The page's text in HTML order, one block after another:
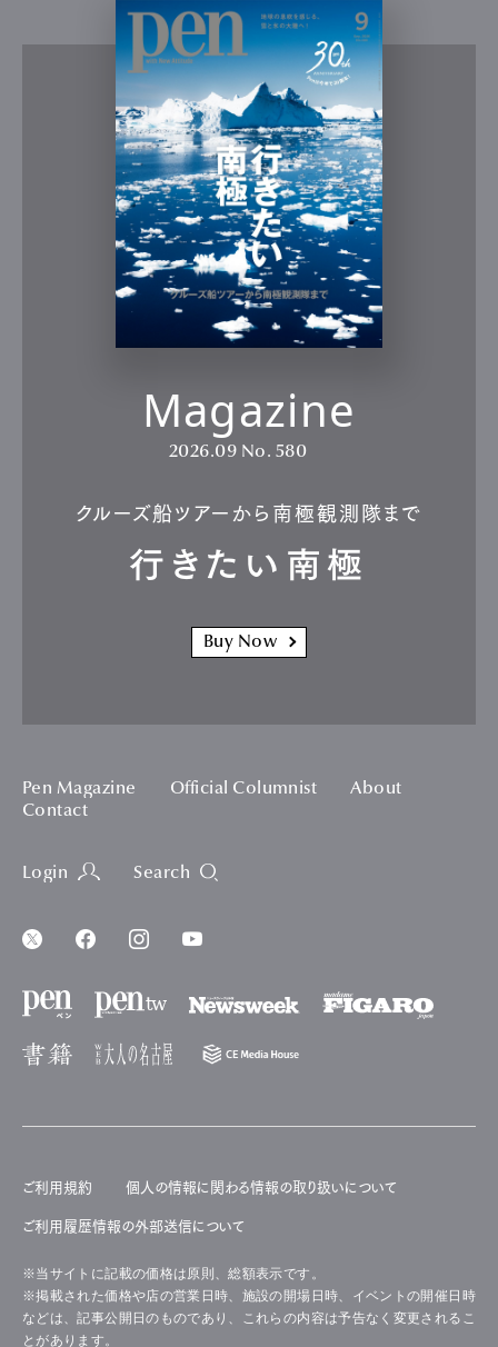
Magazine
2026.09 No. 580
クルーズ船ツアーから南極観測隊まで
行きたい南極
Buy Now
Pen Magazine Official Columnist
About
Contact
Login Search
ご利用規約 個人の情報に関わる情報の取り扱いについて
ご利用履歴情報の外部送信について
※当サイトに記載の価格は原則、総額表示です。
※掲載された価格や店の営業日時、施設の開場日時、イベントの開催日時
などは、記事公開日のものであり、これらの内容は予告なく変更されるこ
とがあります。